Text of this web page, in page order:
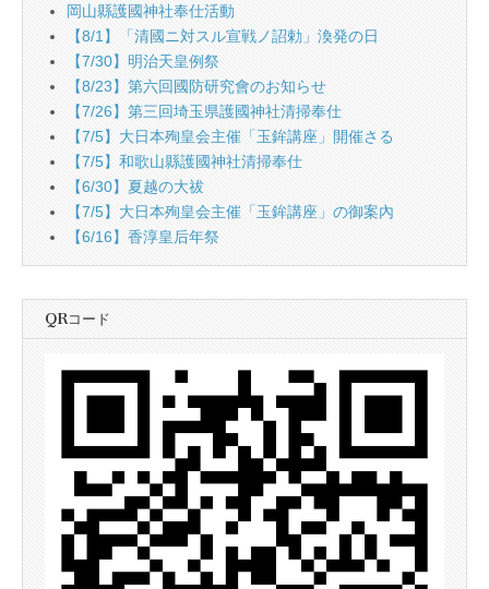
岡山縣護國神社奉仕活動
【8/1】「清國ニ対スル宣戦ノ詔勅」渙発の日
【7/30】明治天皇例祭
【8/23】第六回國防研究會のお知らせ
【7/26】第三回埼玉県護國神社清掃奉仕
【7/5】大日本殉皇会主催「玉鉾講座」開催さる
【7/5】和歌山縣護國神社清掃奉仕
【6/30】夏越の大祓
【7/5】大日本殉皇会主催「玉鉾講座」の御案內
【6/16】香淳皇后年祭
QRコード